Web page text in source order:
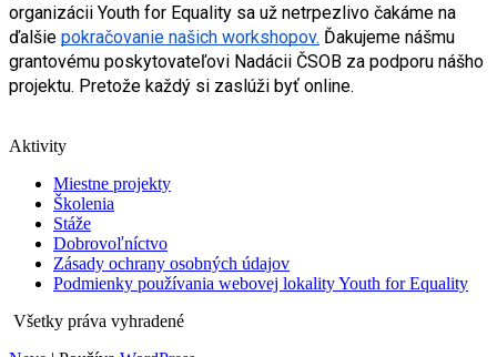
organizácii Youth for Equality sa už netrpezlivo čakáme na
ďalšie pokračovanie našich workshopov. Ďakujeme nášmu
grantovému poskytovateľovi Nadácii ČSOB za podporu nášho
projektu. Pretože každý si zaslúži byť online.
Aktivity
Miestne projekty
Školenia
Stáže
Dobrovoľníctvo
Zásady ochrany osobných údajov
Podmienky používania webovej lokality Youth for Equality
Všetky práva vyhradené